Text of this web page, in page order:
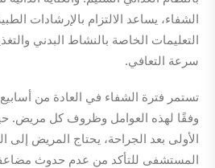
الشفاء، يساعد الالتزام بالإرشادات
التعليمات الخاصة بالنشاط البدني
سرعة التعافي.
تستمر فترة الشفاء في العادة من
وفقًا لهذه العوامل وظروف كل مريض.
الأولى بعد الجراحة، يحتاج المريض إلى
المستشفى للتأكد من عدم حدوث